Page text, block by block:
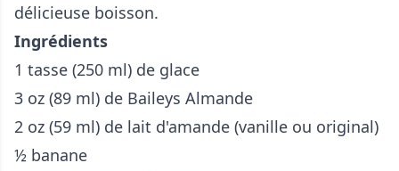
délicieuse boisson.
Ingrédients
1 tasse (250 ml) de glace
3 oz (89 ml) de Baileys Almande
2 oz (59 ml) de lait d'amande (vanille ou original)
½ banane